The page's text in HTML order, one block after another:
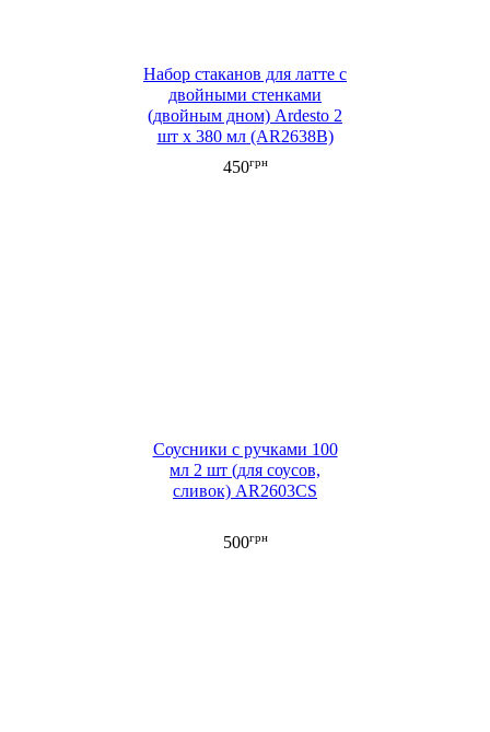
Набор стаканов для латте с
двойными стенками
(двойным дном) Ardesto 2
шт х 380 мл (AR2638B)
450грн
Соусники с ручками 100
мл 2 шт (для соусов,
сливок) AR2603CS
500грн